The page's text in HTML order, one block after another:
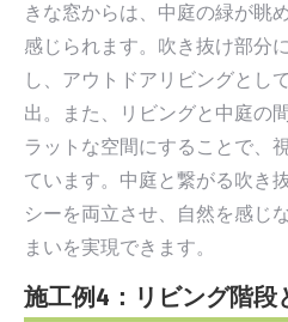
きな窓からは、中庭の緑が眺
感じられます。吹き抜け部分
し、アウトドアリビングとし
出。また、リビングと中庭の
ラットな空間にすることで、
ています。中庭と繋がる吹き
シーを両立させ、自然を感じ
まいを実現できます。
施工例4：リビング階段